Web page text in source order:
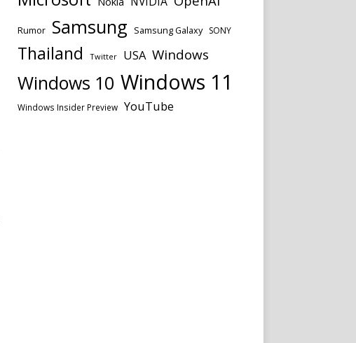
Rumor Samsung Samsung Galaxy SONY
Thailand Twitter USA Windows
Windows 10 Windows 11
Windows Insider Preview YouTube